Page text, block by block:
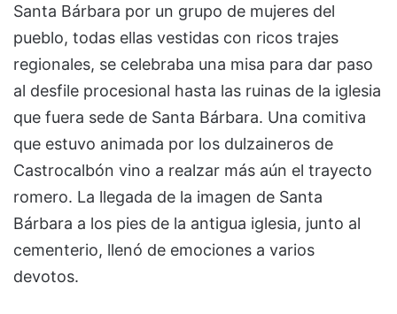
Santa Bárbara por un grupo de mujeres del
pueblo, todas ellas vestidas con ricos trajes
regionales, se celebraba una misa para dar paso
al desfile procesional hasta las ruinas de la iglesia
que fuera sede de Santa Bárbara. Una comitiva
que estuvo animada por los dulzaineros de
Castrocalbón vino a realzar más aún el trayecto
romero. La llegada de la imagen de Santa
Bárbara a los pies de la antigua iglesia, junto al
cementerio, llenó de emociones a varios
devotos.